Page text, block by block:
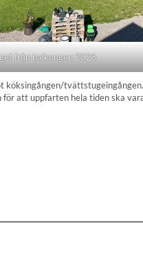
från balkongen 2025
att uppfarten hela tiden ska